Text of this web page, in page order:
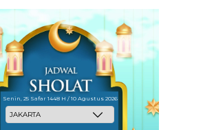
Senin, 25 Safar 1448 H / 10 Agustus 2026